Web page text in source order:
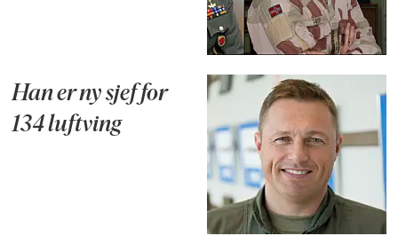
Han er ny sjef for
134 luftving